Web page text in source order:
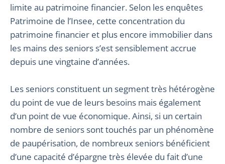
limite au patrimoine financier. Selon les enquêtes
Patrimoine de l’Insee, cette concentration du
patrimoine financier et plus encore immobilier dans
les mains des seniors s’est sensiblement accrue
depuis une vingtaine d’années.
Les seniors constituent un segment très hétérogène
du point de vue de leurs besoins mais également
d’un point de vue économique. Ainsi, si un certain
nombre de seniors sont touchés par un phénomène
de paupérisation, de nombreux seniors bénéficient
d’une capacité d’épargne très élevée du fait d’une